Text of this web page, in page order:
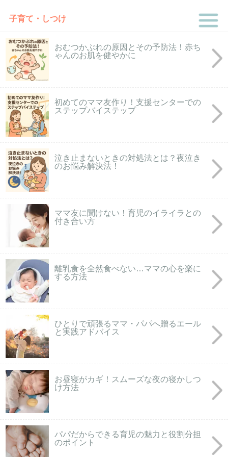
子育て・しつけ
おむつかぶれの原因とその予防法！赤ち
ゃんのお肌を健やかに
初めてのママ友作り！支援センターでの
ステップバイステップ
泣き止まないときの対処法とは？夜泣き
のお悩み解決法！
ママ友に聞けない！育児のイライラとの
付き合い方
離乳食を全然食べない…ママの心を楽に
する方法
ひとりで頑張るママ・パパへ贈るエール
と実践アドバイス
お昼寝がカギ！スムーズな夜の寝かしつ
け方法
パパだからできる育児の魅力と役割分担
のポイント